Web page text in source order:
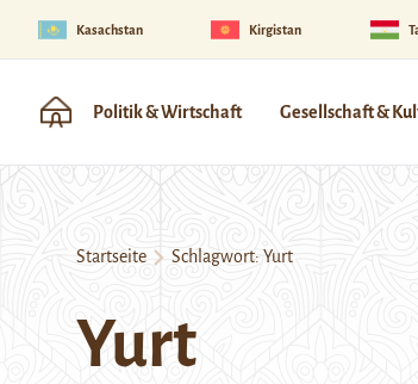
Kasachstan Kirgistan
Politik & Wirtschaft Gesellschaft &
Startseite Schlagwort: Yurt
Yurt